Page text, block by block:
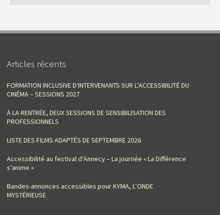
Articles récents
FORMATION INCLUSIVE D‘INTERVENANTS SUR L’ACCESSIBILITÉ DU
CINÉMA – SESSIONS 2027
À LA RENTRÉE, DEUX SESSIONS DE SENSIBILISATION DES
PROFESSIONNELS
LISTE DES FILMS ADAPTÉS DE SEPTEMBRE 2026
Accessibilité au festival d’Annecy – La journée « La Différence
s’anime »
Bandes-annonces accessibles pour KYMA, L’ONDE
MYSTÉRIEUSE